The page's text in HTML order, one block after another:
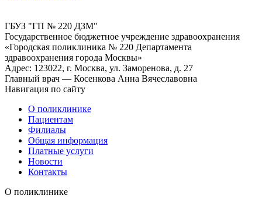
ГБУЗ "ГП № 220 ДЗМ"
Государственное бюджетное учреждение здравоохранения
«Городская поликлиника № 220 Департамента
здравоохранения города Москвы»
Адрес: 123022, г. Москва, ул. Заморенова, д. 27
Главный врач — Косенкова Анна Вячеславовна
Навигация по сайту
О поликлинике
Пациентам
Филиалы
Общая информация
Платные услуги
Новости
Контакты
О поликлинике